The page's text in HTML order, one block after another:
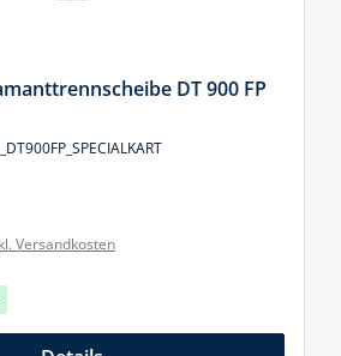
DT 900 FP
Versandkosten